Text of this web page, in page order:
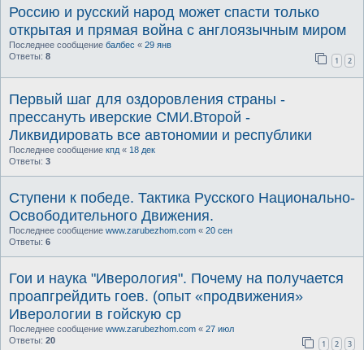
Россию и русский народ может спасти только
открытая и прямая война с англоязычным миром
Последнее сообщение балбес « 29 янв
Ответы: 8 1 2
Первый шаг для оздоровления страны -
прессануть иверские СМИ.Второй -
Ликвидировать все автономии и республики
Последнее сообщение кпд « 18 дек
Ответы: 3
Ступени к победе. Тактика Русского Национально-
Освободительного Движения.
Последнее сообщение www.zarubezhom.com « 20 сен
Ответы: 6
Гои и наука "Иверология". Почему на получается
проапгрейдить гоев. (опыт «продвижения»
Иверологии в гойскую ср
Последнее сообщение www.zarubezhom.com « 27 июл
Ответы: 20 1 2 3